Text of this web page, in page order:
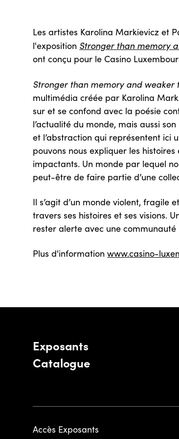
Les artistes Karolina Markievicz et
l'exposition Stronger than memory
ont conçu pour le Casino
Stronger than memory and weaker
multimédia créée par Karolina
sur et se confond avec la poésie
l’actualité du monde, mais aussi
et l’abstraction qui représentent ici
pouvons nous expliquer les
impactants. Un monde par lequel
peut-être de faire partie d’une
Il s’agit d’un monde violent, fragile
travers ses histoires et ses visions.
rester alerte avec une
Plus d'informationwww.casino-
Exposants
Catalogue
Accès Exposants